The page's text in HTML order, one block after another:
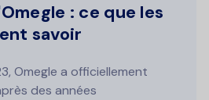
: ce que les
savoir
Omegle a officiellement
des années